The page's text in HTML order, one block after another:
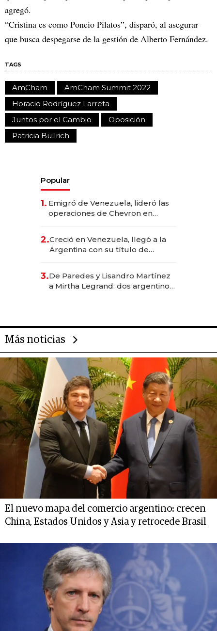
agregó.
“Cristina es como Poncio Pilatos”, disparó, al asegurar
que busca despegarse de la gestión de Alberto Fernández.
TAGS
AmCham
AmCham Summit 2022
Horacio Rodríguez Larreta
Juntos por el Cambio
Oposición
Patricia Bullrich
Popular
1. Emigró de Venezuela, lideró las
operaciones de Chevron en
2.Creció en Venezuela, llegó a la
Argentina con su título de
las marcas "fast premium"
3.De Paredes y Lisandro Martínez
a Mirtha Legrand: dos argentinos
Más noticias
El nuevo mapa del comercio argentino: crecen
China, Estados Unidos y Asia y retrocede Brasil